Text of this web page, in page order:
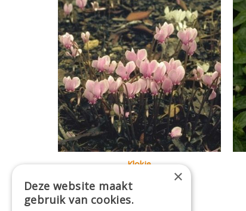
Klokje
Campanula punctata×
Deze website maakt
gebruik van cookies.